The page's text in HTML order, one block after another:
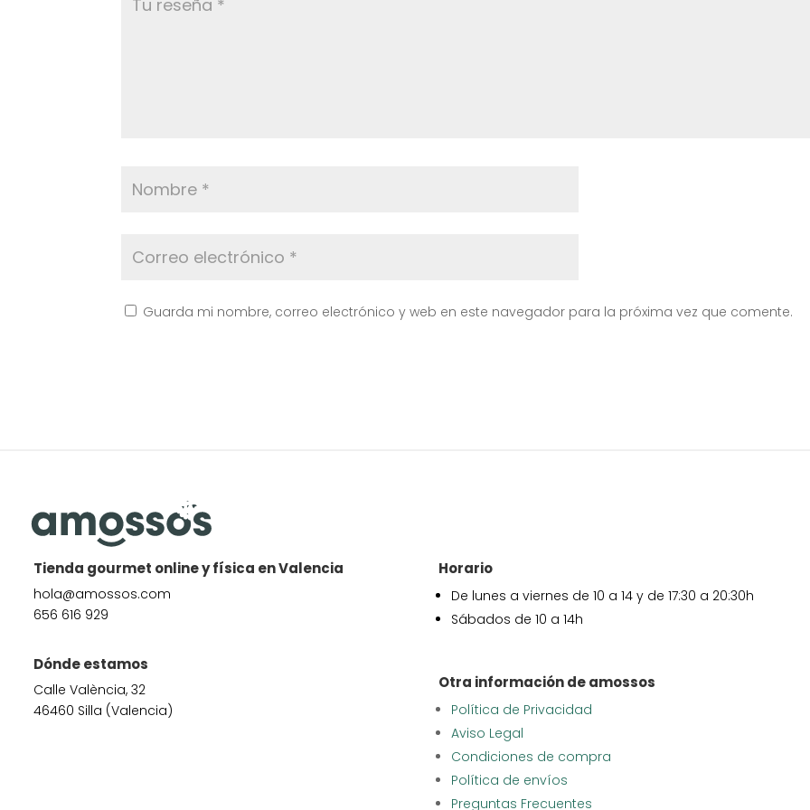
Guarda mi nombre, correo electrónico y web en este navegador para la próxima vez que comente.
Tienda gourmet online y física en Valencia
hola@amossos.com
656 616 929
Dónde estamos
Calle València, 32
46460 Silla (Valencia)
Horario
De lunes a viernes de 10 a 14 y de 17:30 a 20:30h
Sábados de 10 a 14h
Otra información de amossos
Política de Privacidad
Aviso Legal
Condiciones de compra
Política de envíos
Preguntas Frecuentes